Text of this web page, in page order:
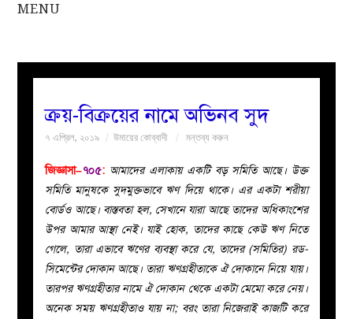
MENU
সকল
নারীদের
পাতা
ইসলাহী
মজলিস
ক্রয়-বিক্রয়ের নামে অভিনব সুদ
৭ এপ্রিল, ২০১৯ উমায়ের কোব্বাদী মন্তব্য করুন
জিজ্ঞাসা–৭০৫: আমাদের এলাকায় একটি বড় সমিতি আছে। উক্ত
সমিতি মানুষকে সুদমুক্তভাবে ঋণ দিয়ে থাকে। এর একটা শরীয়া
বোর্ডও আছে। বাস্তবতা হল, সেখানে যারা আছে তাদের অধিকাংশের
উপর আমার আস্থা নেই। যাই হোক, তাদের কাছে কেউ ঋণ নিতে
গেলে, তারা এভাবে ঋণের ব্যবস্থা করে যে, তাদের (সমিতির) রড-
সিমেন্টের দোকান আছে। তারা ঋণগ্রহীতাকে ঐ দোকানে নিয়ে যায়।
তারপর ঋণগ্রহীতার নামে ঐ দোকান থেকে একটা মেমো করে নেয়।
অনেক সময় ঋণগ্রহীতাও যায় না; বরং তারা নিজেরাই কাজটি করে